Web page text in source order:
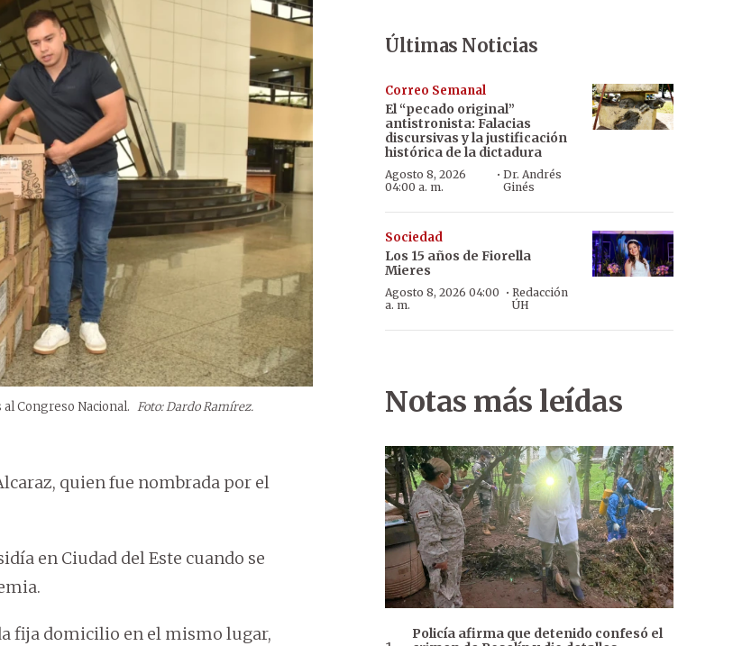
Congreso Nacional. Foto: Dardo Ramírez.
quien fue nombrada por el
en Ciudad del Este cuando se
fija domicilio en el mismo lugar,
Últimas Noticias
Correo Semanal
El “pecado original”
antistronista: Falacias
discursivas y la justificación
histórica de la dictadura
Agosto 8, 2026
04:00 a. m.
·Dr. Andrés
Ginés
Sociedad
Los 15 años de Fiorella
Mieres
Agosto 8, 2026 04:00
a. m.
· Redacción
ÚH
Notas más leídas
Policía afirma que detenido confesó el